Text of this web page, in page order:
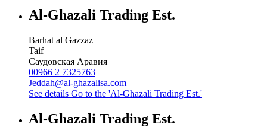
Al-Ghazali Trading Est.
Barhat al Gazzaz
Taif
Саудовская Аравия
00966 2 7325763
Jeddah@al-ghazalisa.com
See details Go to the 'Al-Ghazali Trading Est.'
Al-Ghazali Trading Est.